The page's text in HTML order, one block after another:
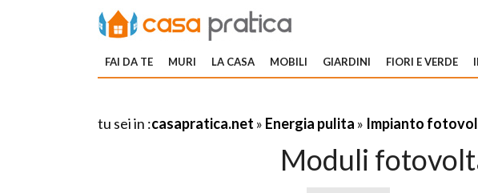
FAI DA TE MURI LA CASA MOBILI GIARDINI FIORI E VERDE
tu sei in :casapratica.net » Energia pulita » Impianto
Moduli